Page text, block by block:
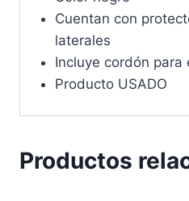
Cuentan con
laterales
Incluye cordón para
Producto USADO
Productos